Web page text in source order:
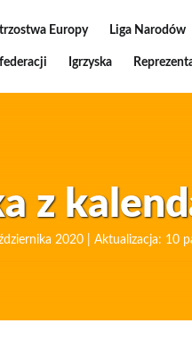
Europy Liga Narodów
Igrzyska
z
2020 | Aktualizacja: 10